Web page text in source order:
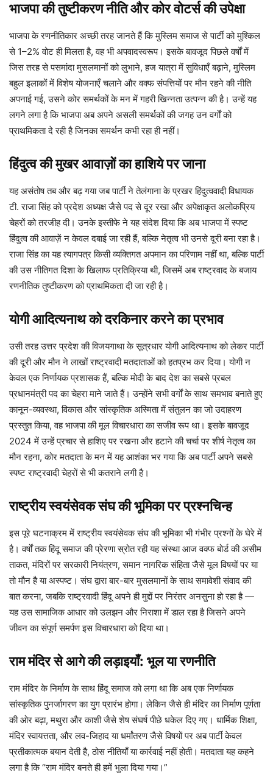
भाजपा की तुष्टीकरण नीति और कोर वोटर्स की उपेक्षा
भाजपा के रणनीतिकार अच्छी तरह जानते हैं कि मुस्लिम समाज से पार्टी को मुश्किल
से 1–2% वोट ही मिलता है, वह भी अपवादस्वरूप। इसके बावजूद पिछले वर्षों में
जिस तरह से पसमांदा मुसलमानों को लुभाने, हज यात्रा में सुविधाएँ बढ़ाने, मुस्लिम
बहुल इलाकों में विशेष योजनाएँ चलाने और वक्फ संपत्तियों पर मौन रहने की नीति
अपनाई गई, उसने कोर समर्थकों के मन में गहरी खिन्नता उत्पन्न की है। उन्हें यह
लगने लगा है कि भाजपा अब अपने असली समर्थकों की जगह उन वर्गों को
प्राथमिकता दे रही है जिनका समर्थन कभी रहा ही नहीं।
हिंदुत्व की मुखर आवाज़ों का हाशिये पर जाना
यह असंतोष तब और बढ़ गया जब पार्टी ने तेलंगाना के प्रखर हिंदुत्ववादी विधायक
टी. राजा सिंह को प्रदेश अध्यक्ष जैसे पद से दूर रखा और अपेक्षाकृत अलोकप्रिय
चेहरों को तरजीह दी। उनके इस्तीफे ने यह संदेश दिया कि अब भाजपा में स्पष्ट
हिंदुत्व की आवाज़ें न केवल दबाई जा रही हैं, बल्कि नेतृत्व भी उनसे दूरी बना रहा है।
राजा सिंह का यह त्यागपत्र किसी व्यक्तिगत अपमान का परिणाम नहीं था, बल्कि पार्टी
की उस नीतिगत दिशा के खिलाफ प्रतिक्रिया थी, जिसमें अब राष्ट्रवाद के बजाय
रणनीतिक तुष्टीकरण को प्राथमिकता दी जा रही है।
योगी आदित्यनाथ को दरकिनार करने का प्रभाव
उसी तरह उत्तर प्रदेश की विजयगाथा के सूत्रधार योगी आदित्यनाथ को लेकर पार्टी
की दूरी और मौन ने लाखों राष्ट्रवादी मतदाताओं को हतप्रभ कर दिया। योगी न
केवल एक निर्णायक प्रशासक हैं, बल्कि मोदी के बाद देश का सबसे प्रबल
प्रधानमंत्री पद का चेहरा माने जाते हैं। उन्होंने सभी वर्गों के साथ समभाव बनाते हुए
कानून-व्यवस्था, विकास और सांस्कृतिक अस्मिता में संतुलन का जो उदाहरण
प्रस्तुत किया, वह भाजपा की मूल विचारधारा का सजीव रूप था। इसके बावजूद
2024 में उन्हें प्रचार से हाशिए पर रखना और हटाने की चर्चा पर शीर्ष नेतृत्व का
मौन रहना, कोर मतदाता के मन में यह आशंका भर गया कि अब पार्टी अपने सबसे
स्पष्ट राष्ट्रवादी चेहरों से भी कतराने लगी है।
राष्ट्रीय स्वयंसेवक संघ की भूमिका पर प्रश्नचिन्ह
इस पूरे घटनाक्रम में राष्ट्रीय स्वयंसेवक संघ की भूमिका भी गंभीर प्रश्नों के घेरे में
है। वर्षों तक हिंदू समाज की प्रेरणा स्रोत रही यह संस्था आज वक्फ बोर्ड की असीम
ताकत, मंदिरों पर सरकारी नियंत्रण, समान नागरिक संहिता जैसे मूल विषयों पर या
तो मौन है या अस्पष्ट। संघ द्वारा बार-बार मुसलमानों के साथ समावेशी संवाद की
बात करना, जबकि राष्ट्रवादी हिंदू अपने ही मुद्दों पर निरंतर अनसुना हो रहा है —
यह उस सामाजिक आधार को उलझन और निराशा में डाल रहा है जिसने अपने
जीवन का संपूर्ण समर्पण इस विचारधारा को दिया था।
राम मंदिर से आगे की लड़ाइयाँ: भूल या रणनीति
राम मंदिर के निर्माण के साथ हिंदू समाज को लगा था कि अब एक निर्णायक
सांस्कृतिक पुनर्जागरण का युग प्रारंभ होगा। लेकिन जैसे ही मंदिर का निर्माण पूर्णता
की ओर बढ़ा, मथुरा और काशी जैसे शेष संघर्ष पीछे धकेल दिए गए। धार्मिक शिक्षा,
मंदिर स्वायत्तता, और लव-जिहाद या धर्मांतरण जैसे विषयों पर अब पार्टी केवल
प्रतीकात्मक बयान देती है, ठोस नीतियाँ या कार्रवाई नहीं होती। मतदाता यह कहने
लगा है कि “राम मंदिर बनते ही हमें भुला दिया गया।”